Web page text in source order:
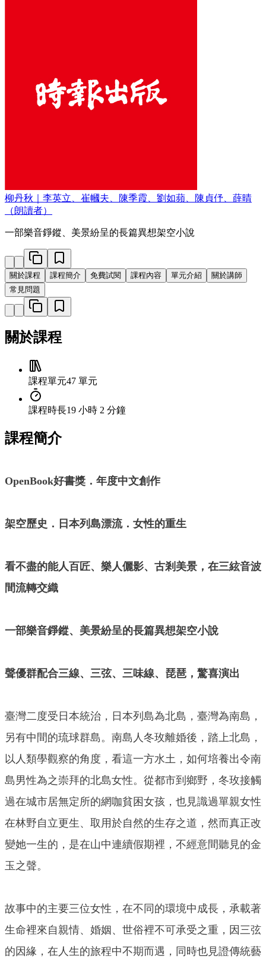
柳丹秋｜李英立、崔幗夫、陳季霞、劉如蘋、陳貞伃、薛晴
（朗讀者）
一部樂音錚鏦、美景紛呈的長篇異想架空小說
關於課程 課程簡介 免費試閱 課程內容 單元介紹
關於講師
常見問題
關於課程
課程單元47 單元
課程時長19 小時 2 分鐘
課程簡介
OpenBook好書獎．年度中文創作
架空歷史．日本列島漂流．女性的重生
看不盡的能人百匠、樂人儷影、古剎美景，在三絃音波
間流轉交織
一部樂音錚鏦、美景紛呈的長篇異想架空小說
聲優群配合三線、三弦、三味線、琵琶，驚喜演出
臺灣二度受日本統治，日本列島為北島，臺灣為南島，
另有中間的琉球群島。南島人冬玫離婚後，踏上北島，
以人類學觀察的角度，看這一方水土，如何培養出令南
島男性為之崇拜的北島女性。從都市到鄉野，冬玫接觸
過在城市居無定所的網咖貧困女孩，也見識過單親女性
在林野自立更生、取用於自然的生存之道，然而真正改
變她一生的，是在山中連續假期裡，不經意間聽見的金
玉之聲。
故事中的主要三位女性，在不同的環境中成長，承載著
生命裡來自親情、婚姻、世俗裡不可承受之重，因三弦
的因緣，在人生的旅程中不期而遇，同時也見證傳統藝